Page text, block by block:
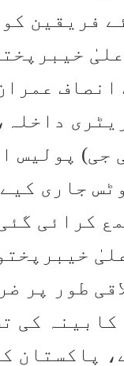
فریقین
جی) پولیس
نوٹس
کرائی
طور پر
کی
پاکستان